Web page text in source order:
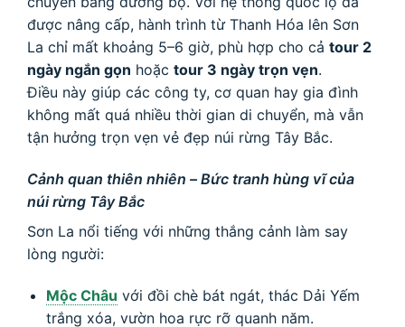
được nâng cấp, hành trình từ Thanh Hóa lên Sơn
La chỉ mất khoảng 5–6 giờ, phù hợp cho cả tour 2
ngày ngắn gọn hoặc tour 3 ngày trọn vẹn
Điều này giúp các công ty, cơ quan hay gia đình
không mất quá nhiều thời gian di chuyển, mà vẫn
tận hưởng trọn vẹn vẻ đẹp núi rừng Tây Bắc.
Cảnh quan thiên nhiên – Bức tranh hùng vĩ của
núi rừng Tây Bắc
Sơn La nổi tiếng với những thắng cảnh làm say
lòng người:
Mộc Châu với đồi chè bát ngát, thác Dải Yếm
trắng xóa, vườn hoa rực rỡ quanh năm.